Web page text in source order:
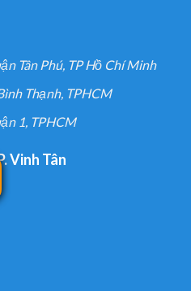
Tân Phú, TP Hồ Chí Minh
Thạnh, TPHCM
1, TPHCM
Vinh Tân